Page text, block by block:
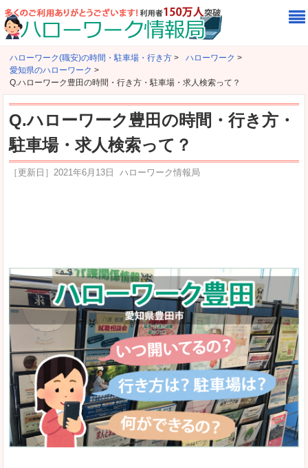
ハローワーク(職安)の時間・駐車場・行き方 > ハローワーク >
愛知県のハローワーク >
Q.ハローワーク豊田の時間・行き方・駐車場・求人検索って？
Q.ハローワーク豊田の時間・行き方・
駐車場・求人検索って？
［更新日］ 2021年6月13日 ハローワーク情報局